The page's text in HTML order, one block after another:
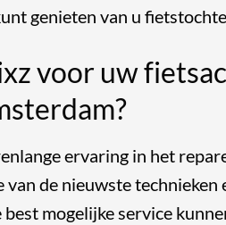
genieten van u
voor uw
ervaring in het
van de nieuwste
mogelijke service